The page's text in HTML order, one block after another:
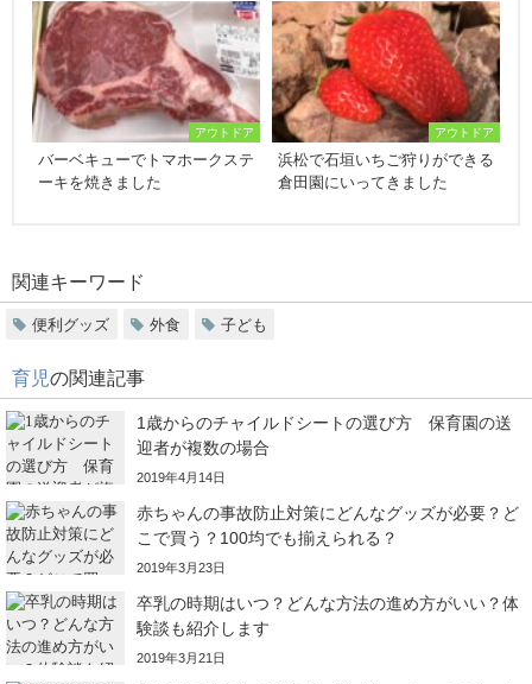
アウトドア
バーベキューでトマホークステ
ーキを焼きました
アウトドア
浜松で石垣いちご狩りができる
倉田園にいってきました
関連キーワード
便利グッズ 外食 子ども
育児の関連記事
1歳からのチャイルドシートの選び方 保育園の送
迎者が複数の場合
2019年4月14日
赤ちゃんの事故防止対策にどんなグッズが必要？ど
こで買う？100均でも揃えられる？
2019年3月23日
卒乳の時期はいつ？どんな方法の進め方がいい？体
験談も紹介します
2019年3月21日